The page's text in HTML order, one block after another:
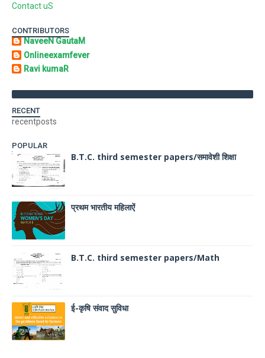
Contact uS
CONTRIBUTORS
NaveeN GautaM
Onlineexamfever
Ravi kumaR
RECENT
recentposts
POPULAR
B.T.C. third semester papers/समावेशी शिक्षा
प्रथम भारतीय महिलाऐं
B.T.C. third semester papers/Math
ई-कृषि संवाद सुविधा